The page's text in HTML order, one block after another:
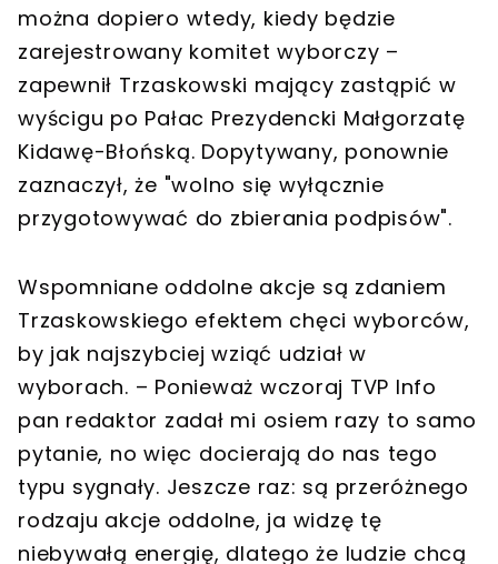
można dopiero wtedy, kiedy będzie
zarejestrowany komitet wyborczy –
zapewnił Trzaskowski mający zastąpić w
wyścigu po Pałac Prezydencki Małgorzatę
Kidawę-Błońską. Dopytywany, ponownie
zaznaczył, że "wolno się wyłącznie
przygotowywać do zbierania podpisów".
Wspomniane oddolne akcje są zdaniem
Trzaskowskiego efektem chęci wyborców,
by jak najszybciej wziąć udział w
wyborach. – Ponieważ wczoraj TVP Info
pan redaktor zadał mi osiem razy to samo
pytanie, no więc docierają do nas tego
typu sygnały. Jeszcze raz: są przeróżnego
rodzaju akcje oddolne, ja widzę tę
niebywałą energię, dlatego że ludzie chcą